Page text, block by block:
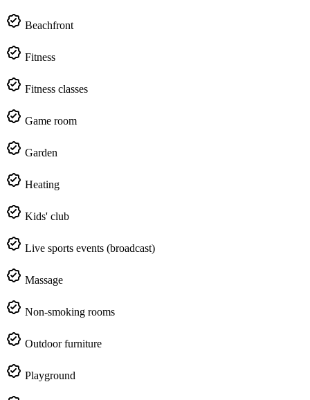
Beachfront
Fitness
Fitness classes
Game room
Garden
Heating
Kids' club
Live sports events (broadcast)
Massage
Non-smoking rooms
Outdoor furniture
Playground